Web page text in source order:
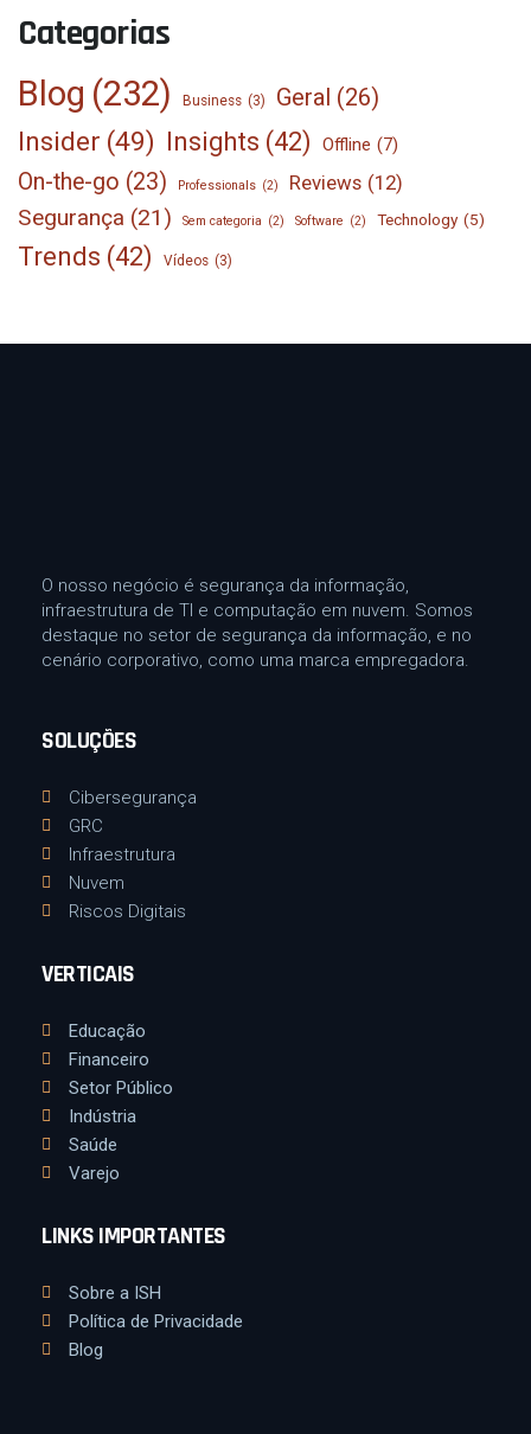
Categorias
Blog (232) Business (3) Geral (26)
Insider (49) Insights (42) Offline (7)
On-the-go (23) Professionals (2) Reviews (12)
Segurança (21) Sem categoria (2) Software (2) Technology (5)
Trends (42) Vídeos (3)
O nosso negócio é segurança da informação,
infraestrutura de TI e computação em nuvem. Somos
destaque no setor de segurança da informação, e no
cenário corporativo, como uma marca empregadora.
SOLUÇÕES
Cibersegurança
GRC
Infraestrutura
Nuvem
Riscos Digitais
VERTICAIS
Educação
Financeiro
Setor Público
Indústria
Saúde
Varejo
LINKS IMPORTANTES
Sobre a ISH
Política de Privacidade
Blog